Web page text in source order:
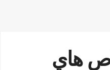
هاي